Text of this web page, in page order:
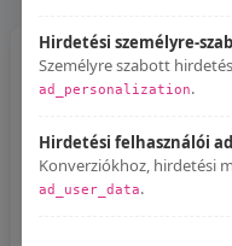
Hirdetési személyre-
Személyre szabott
ad_personalization.
Hirdetési felhasználói
Konverziókhoz, hirdetési
ad_user_data.